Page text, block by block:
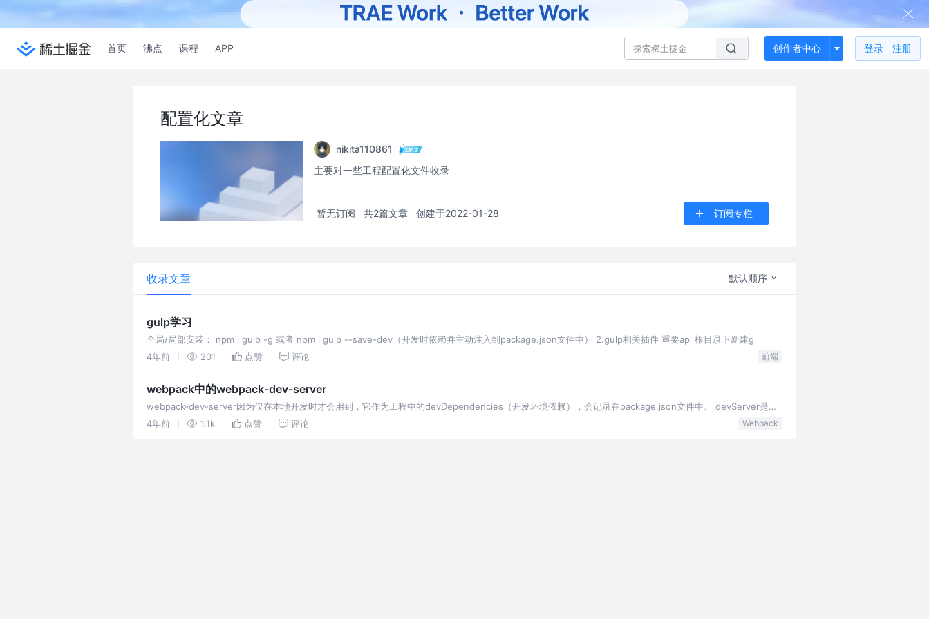
首页 沸点 课程 APP 创作者中心 登录 注册
配置化文章
nikita110861
主要对一些工程配置化文件收录
暂无订阅 共2篇文章 创建于2022-01-28 订阅专栏
收录文章 默认顺序
gulp学习
全局/局部安装： npm i gulp -g 或者 npm i gulp --save-dev（开发时依赖并主动注入到package.json文件中） 2.gulp相关插件 重要api 根目录下新建g
4年前
201 点赞 评论 前端
webpack中的webpack-dev-server
webpack-dev-server因为仅在本地开发时才会用到，它作为工程中的devDependencies（开发环境依赖），会记录在package.json文件中。 devServer是专
门用来配置
4年前 1.1k 点赞 评论 Webpack